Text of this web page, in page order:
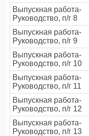
Выпускная работа-
Руководство, п/г 8
Выпускная работа-
Руководство, п/г 9
Выпускная работа-
Руководство, п/г 10
Выпускная работа-
Руководство, п/г 11
Выпускная работа-
Руководство, п/г 12
Выпускная работа-
Руководство, п/г 13